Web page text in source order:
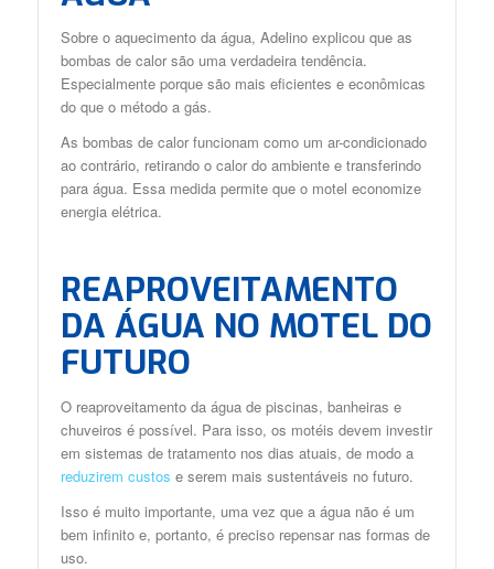
Sobre o aquecimento da água, Adelino explicou que as
bombas de calor são uma verdadeira tendência.
Especialmente porque são mais eficientes e econômicas
do que o método a gás.
As bombas de calor funcionam como um ar-condicionado
ao contrário, retirando o calor do ambiente e transferindo
para água. Essa medida permite que o motel economize
energia elétrica.
REAPROVEITAMENTO
DA ÁGUA NO MOTEL DO
FUTURO
O reaproveitamento da água de piscinas, banheiras e
chuveiros é possível. Para isso, os motéis devem investir
em sistemas de tratamento nos dias atuais, de modo a
reduzirem custos e serem mais sustentáveis no futuro.
Isso é muito importante, uma vez que a água não é um
bem infinito e, portanto, é preciso repensar nas formas de
uso.